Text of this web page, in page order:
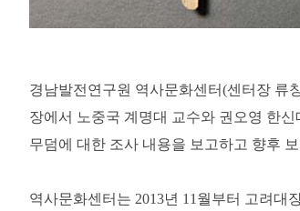
경남발전연구원 역사문화센터(센터장 류
장에서 노중국 계명대 교수와 권오영 한
무덤에 대한 조사 내용을 보고하고 향후
역사문화센터는 2013년 11월부터 고려대